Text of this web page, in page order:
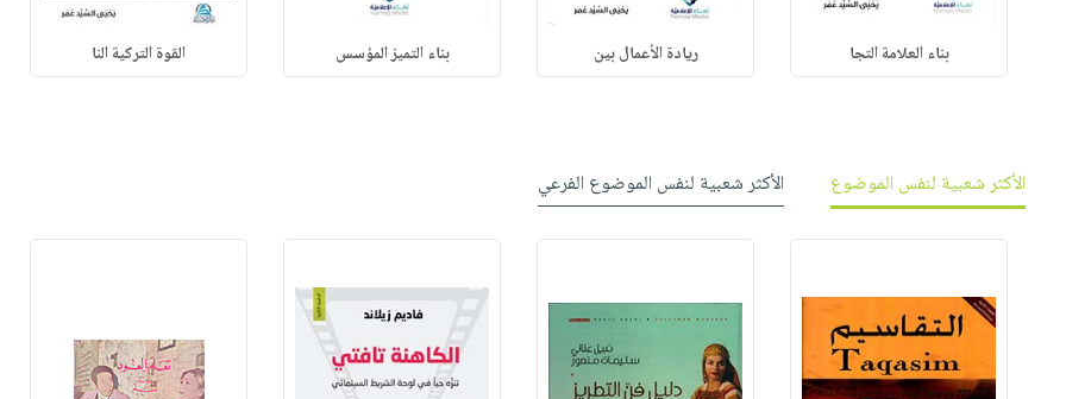
بناء العلامة التجا ريادة الأعمال بين بناء التميز المؤسس القوة التركية النا
الأكثر شعبية لنفس الموضوع الأكثر شعبية لنفس الموضوع الفرعي